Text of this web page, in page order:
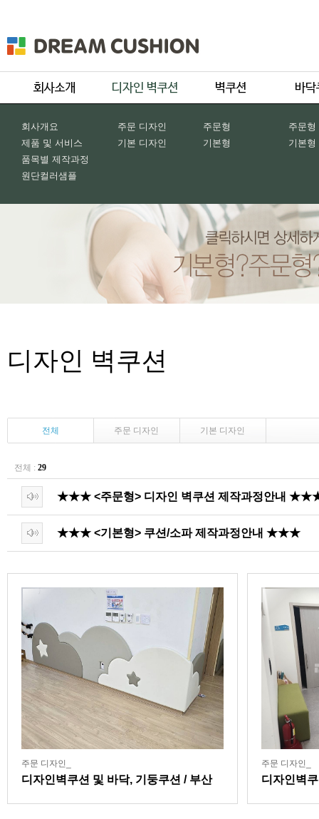
회사개요
제품 및 서비스
품목별 제작과정
원단컬러샘플
주문 디자인
기본 디자인
주문형
기본형
주문형
기본형
디자인 벽쿠션
전체 주문 디자인 기본 디자인
전체 : 29
★★★ <주문형> 디자인 벽쿠션 제작과정안내
★★★ <기본형> 쿠션/소파 제작과정안내 ★★★
주문 디자인_
디자인벽쿠션 및 바닥, 기둥쿠션 / 부산
주문 디자인_
디자인벽